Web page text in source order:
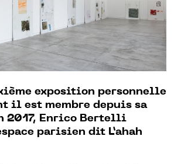
exposition personnelle
il est membre depuis sa
2017, Enrico Bertelli
parisien dit L’ahah